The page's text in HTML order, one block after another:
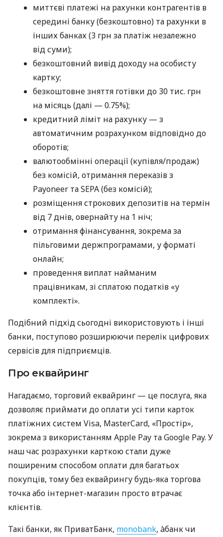
миттєві платежі на рахунки контрагентів в
середині банку (безкоштовно) та рахунки в
інших банках (3 грн за платіж незалежно
від суми);
безкоштовний вивід доходу на особисту
картку;
безкоштовне зняття готівки до 30 тис. грн
на місяць (далі — 0.75%);
кредитний ліміт на рахунку — з
автоматичним розрахунком відповідно до
оборотів;
валютообмінні операції (купівля/продаж)
без комісій, отримання переказів з
Payoneer та SEPA (без комісій);
розміщення строкових депозитів на термін
від 7 днів, овернайту на 1 ніч;
отримання фінансування, зокрема за
пільговими держпрограмами, у форматі
онлайн;
проведення виплат найманим
працівникам, зі сплатою податків «у
комплекті».
Подібний підхід сьогодні використовують і інші
банки, поступово розширюючи перелік цифрових
сервісів для підприємців.
Про еквайринг
Нагадаємо, торговий еквайринг — це послуга, яка
дозволяє приймати до оплати усі типи карток
платіжних систем Visa, MasterCard, «Простір»,
зокрема з використанням Apple Pay та Google Pay. У
наш час розрахунки карткою стали дуже
поширеним способом оплати для багатьох
покупців, тому без еквайрингу будь-яка торгова
точка або інтернет-магазин просто втрачає
клієнтів.
Такі банки, як ПриватБанк, monobank, àбанк чи